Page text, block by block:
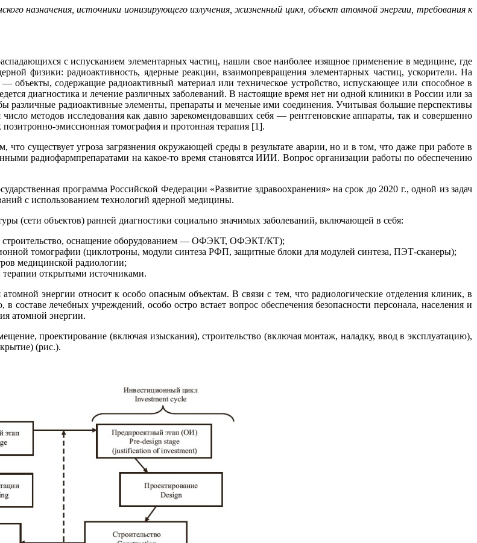
назначения, источники ионизирующего излучения, жизненный цикл, объект атомной энергии, требования к
с испусканием элементарных частиц, нашли свое наиболее изящное применение в медицине, где
физики: радиоактивность, ядерные реакции, взаимопревращения элементарных частиц, ускорители. На
содержащие радиоактивный материал или техническое устройство, испускающее или способное в
диагностика и лечение различных заболеваний. В настоящие время нет ни одной клиники в России или за
различные радиоактивные элементы, препараты и меченые ими соединения. Учитывая большие перспективы
методов исследования как давно зарекомендовавших себя — рентгеновские аппараты, так и совершенно
эмиссионная томография и протонная терапия [1].
что существует угроза загрязнения окружающей среды в результате аварии, но и в том, что даже при работе в
радиофармпрепаратами на какое-то время становятся ИИИ. Вопрос организации работы по обеспечению
программа Российской Федерации «Развитие здравоохранения» на срок до 2020 г., одной из задач
с использованием технологий ядерной медицины.
(сети объектов) ранней диагностики социально значимых заболеваний, включающей в себя:
строительство, оснащение оборудованием — ОФЭКТ, ОФЭКТ/КТ);
томографии (циклотроны, модули синтеза РФП, защитные блоки для модулей синтеза, ПЭТ-сканеры);
медицинской радиологии;
терапии открытыми источниками.
энергии относит к особо опасным объектам. В связи с тем, что радиологические отделения клиник, в
лечебных учреждений, особо остро встает вопрос обеспечения безопасности персонала, населения и
атомной энергии.
проектирование (включая изыскания), строительство (включая монтаж, наладку, ввод в эксплуатацию),
(рис.).